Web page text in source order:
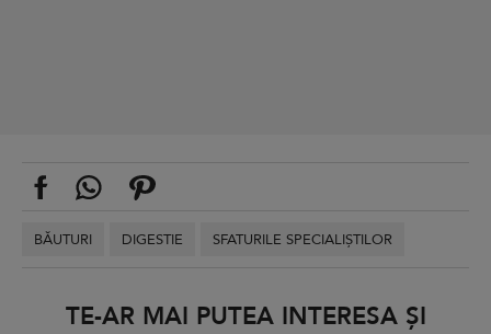
BĂUTURI DIGESTIE SFATURILE SPECIALIȘTILOR
TE-AR MAI PUTEA INTERESA ȘI